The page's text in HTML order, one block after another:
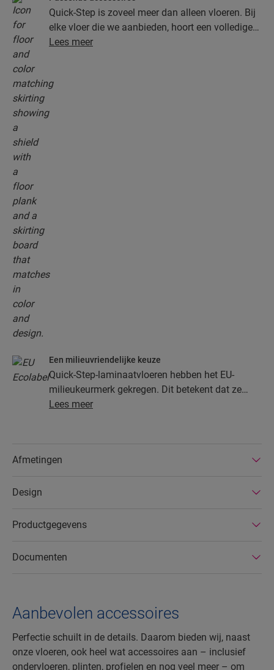
Quick-Step is zoveel meer dan alleen vloeren. Bij
elke vloer die we aanbieden, hoort een volledige
collectie accessoires, inclusief ondervloeren,
Lees meer
Een milieuvriendelijke keuze
Quick-Step-laminaatvloeren hebben het EU-
milieukeurmerk gekregen. Dit betekent dat ze
gemaakt zijn van ten minste 80% duurzaam
fabrieken. Bovendien hebben Quick-Step-
Lees meer
Afmetingen
Design
Productgegevens
Documenten
Aanbevolen accessoires
Perfectie schuilt in de details. Daarom bieden wij, naast
onze vloeren, ook heel wat accessoires aan – inclusief
ondervloeren, plinten, profielen en nog veel meer – om